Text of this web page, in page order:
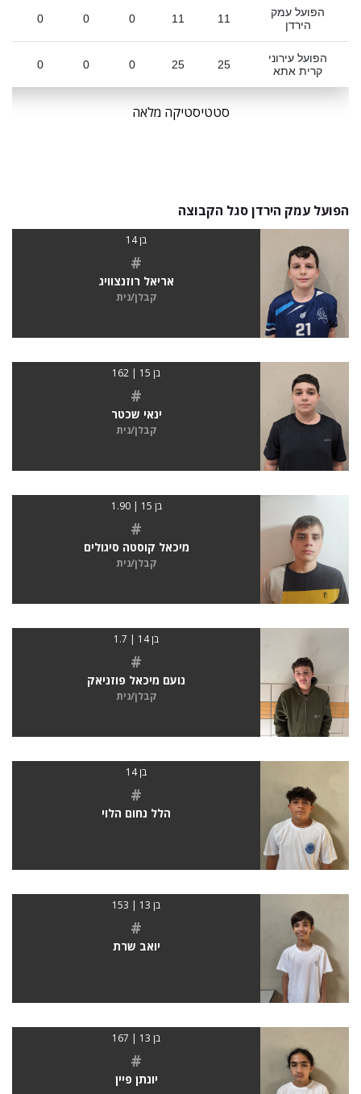
הפועל עמק
הירדן
11
11
0
0
0
הפועל עירוני
קרית אתא
25
25
0
0
0
סטטיסטיקה מלאה
הפועל עמק הירדן סגל הקבוצה
בן 14
#
אריאל רוזנצוויג
קבלן/נית
בן 15 | 162
#
ינאי שכטר
קבלן/נית
בן 15 | 1.90
#
מיכאל קוסטה סיגולים
קבלן/נית
בן 14 | 1.7
#
נועם מיכאל פוזניאק
קבלן/נית
בן 14
#
הלל נחום הלוי
בן 13 | 153
#
יואב שרת
בן 13 | 167
#
יונתן פיין